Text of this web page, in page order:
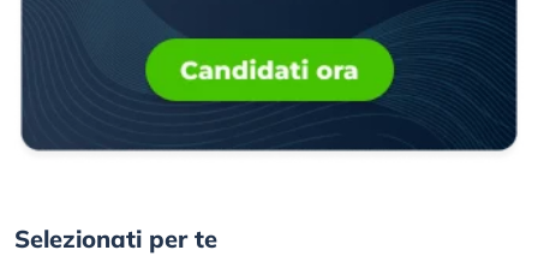
Selezionati per te